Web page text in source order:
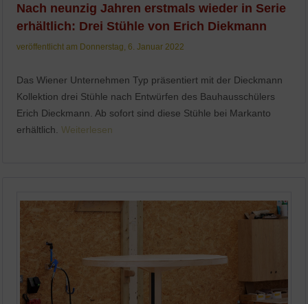
Nach neunzig Jahren erstmals wieder in Serie
erhältlich: Drei Stühle von Erich Diekmann
veröffentlicht am Donnerstag, 6. Januar 2022
Das Wiener Unternehmen Typ präsentiert mit der Dieckmann
Kollektion drei Stühle nach Entwürfen des Bauhausschülers
Erich Dieckmann. Ab sofort sind diese Stühle bei Markanto
erhältlich.Weiterlesen